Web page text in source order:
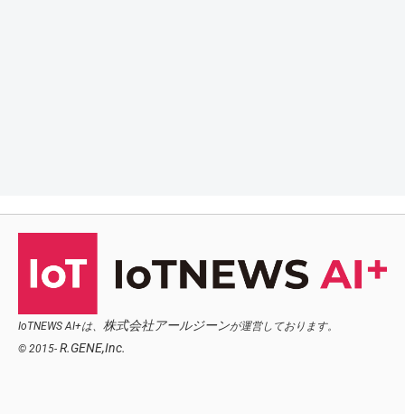
IoTNEWS AI+は、 株式会社アールジーンが運営しております。
© 2015- R.GENE,Inc.